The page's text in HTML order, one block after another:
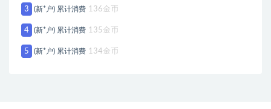
3 (新*户) 累计消费 136金币
4 (新*户) 累计消费 135金币
5 (新*户) 累计消费 134金币